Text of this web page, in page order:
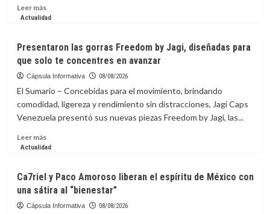
Leer másLeer
más
Capsula
Informativa:
El
de
‘Jumanji:
Open
lleva
avatares
al
Actualidad
Presentaron las gorras Freedom by Jagi, diseñadas para
que solo te concentres en avanzar
Cápsula Informativa 08/08/2026
El Sumario – Concebidas para el movimiento, brindando
comodidad, ligereza y rendimiento sin distracciones, Jagi Caps
Venezuela presentó sus nuevas piezas Freedom by Jagi, las...
Leer másLeer
más
las
gorras
Freedom
Actualidad
Ca7riel y Paco Amoroso liberan el espíritu de México con
una sátira al “bienestar”
Cápsula Informativa 08/08/2026